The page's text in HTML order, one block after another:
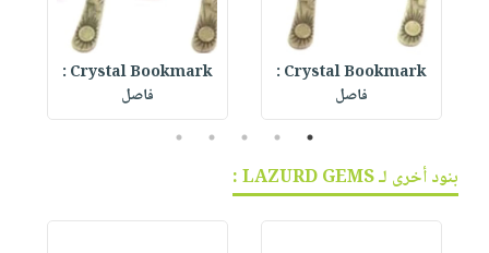
Crystal Bookmark :
فاصل
Crystal Bookmark :
فاصل
1
2
3
4
5
بنود أخرى لـ LAZURD GEMS :